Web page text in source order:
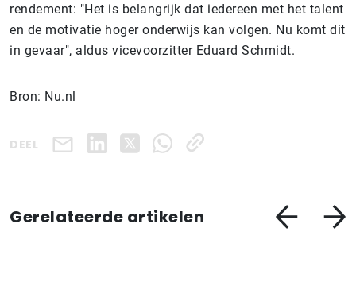
rendement: "Het is belangrijk dat iedereen met het talent
en de motivatie hoger onderwijs kan volgen. Nu komt dit
in gevaar", aldus vicevoorzitter Eduard Schmidt.
Bron: Nu.nl
DEEL
Gerelateerde artikelen